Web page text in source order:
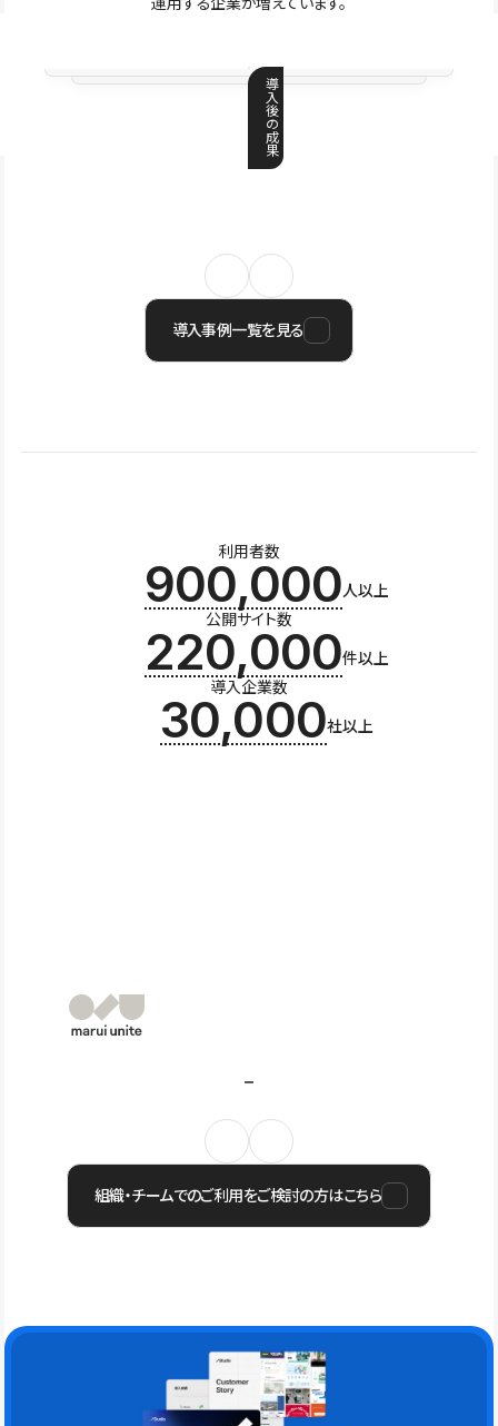
導
入
後
の
成
果
導入事例一覧を見る
利用者数
900,000人以上
公開サイト数
220,000件以上
導入企業数
30,000社以上
組織・チームでのご利用をご検討の方はこちら